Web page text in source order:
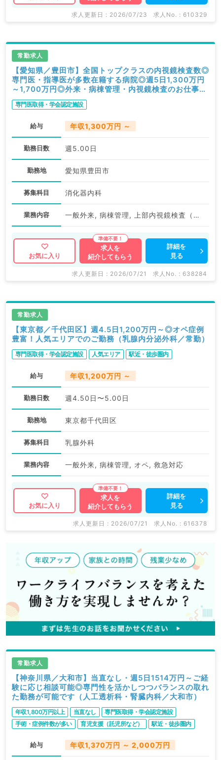
求人更新日 : 2026/07/23 求人No. : 610329
常勤求人
【愛知県／豊田市】全国トップクラスの内視鏡検査数◎
専門医・指導医が多数在籍する病院◎週5日1,300万円
～1,700万円◎外来・病棟管理・内視鏡検査のお仕事で
す（消化器内科／常勤）
専門医取得・学会認定施設
給与 年収1,300万円 ～
勤務日数 週5.00日
勤務地 愛知県豊田市
募集科目 消化器内科
業務内容 一般外来, 病棟管理, 上部内視鏡検査（ＧＦ）, 下部内視鏡検査（ＣＦ）
お気に入り
求人を
紹介してもらう
詳細を
見る
求人更新日 : 2026/07/21 求人No. : 638284
常勤求人
【東京都／千代田区】週4.5日1,200万円～◎オペ症例
豊富！人気エリアでのご勤務（乳腺内分泌外科／常勤）
専門医取得・学会認定施設 人気エリア 駅近・徒歩圏内
給与 年収1,200万円 ～
勤務日数 週4.50日〜5.00日
勤務地 東京都千代田区
募集科目 乳腺外科
業務内容 一般外来, 病棟管理, オペ, 救急対応
お気に入り
求人を
紹介してもらう
詳細を
見る
求人更新日 : 2026/07/21 求人No. : 616378
常勤求人
【神奈川県／大和市】当直なし・週5日1514万円～ご経
験に応じ相談可能◎専門性を活かしつつバランスの取れ
た勤務が可能です（人工透析科・腎臓内科／大和市）
年収1,800万円以上 当直なし
専門医取得・学会認定施設
手術・症例件数が多い
育児支援（託児所など） 駅近・徒歩圏内
給与 年収1,370万円 ～ 2,000万円